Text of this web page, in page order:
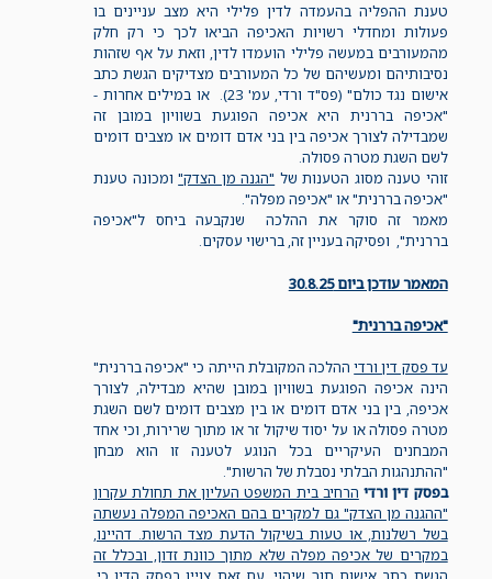
טענת ההפליה בהעמדה לדין פלילי היא מצב עניינים בו
פעולות ומחדלי רשויות האכיפה הביאו לכך כי רק חלק
מהמעורבים במעשה פלילי הועמדו לדין, וזאת על אף שזהות
נסיבותיהם ומעשיהם של כל המעורבים מצדיקים הגשת כתב
אישום נגד כולם" (פס"ד ורדי, עמ' 23). או במילים אחרות -
"אכיפה בררנית היא אכיפה הפוגעת בשוויון במובן זה
שמבדילה לצורך אכיפה בין בני אדם דומים או מצבים דומים
לשם השגת מטרה פסולה.
זוהי טענה מסוג הטענות של "הגנה מן הצדק"ומכונה טענת
"אכיפה בררנית" או "אכיפה מפלה".
מאמר זה סוקר את ההלכה שנקבעה ביחס ל"אכיפה
בררנית", ופסיקה בעניין זה, ברישוי עסקים.
המאמר עודכן ביום 30.8.25
"אכיפה בררנית"
עד פסק דין ורדיההלכה המקובלת הייתה כי "אכיפה בררנית"
הינה אכיפה הפוגעת בשוויון במובן שהיא מבדילה, לצורך
אכיפה, בין בני אדם דומים או בין מצבים דומים לשם השגת
מטרה פסולה או על יסוד שיקול זר או מתוך שרירות, וכי אחד
המבחנים העיקריים בכל הנוגע לטענה זו הוא מבחן
"ההתנהגות הבלתי נסבלת של הרשות".
בפסק דין ורדי הרחיב בית המשפט העליון את תחולת עקרון
"ההגנה מן הצדק" גם למקרים בהם האכיפה המפלה נעשתה
בשל רשלנות, או טעות בשיקול הדעת מצד הרשות. דהיינו,
במקרים של אכיפה מפלה שלא מתוך כוונת זדון, ובכלל זה